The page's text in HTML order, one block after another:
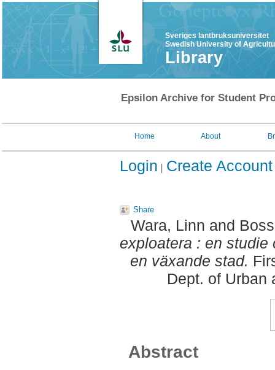
Sveriges lantbruksuniversitet
Swedish University of
Library
Epsilon Archive for Student
Home About
Login Create Account
Share
Wara, Linn and
exploatera : en
en växande stad.
Dept. of Urban
Abstract